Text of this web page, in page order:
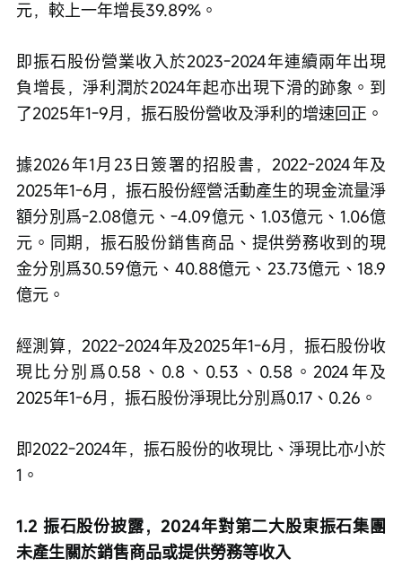
元，較上一年增長39.89%。
即振石股份營業收入於2023-2024年連續兩年出現
負增長，淨利潤於2024年起亦出現下滑的跡象。到
了2025年1-9月，振石股份營收及淨利的增速回正。
據2026年1月23日簽署的招股書，2022-2024年及
2025年1-6月，振石股份經營活動產生的現金流量淨
額分別爲-2.08億元、-4.09億元、1.03億元、1.06億
元。同期，振石股份銷售商品、提供勞務收到的現
金分別爲30.59億元、40.88億元、23.73億元、18.9
億元。
經測算，2022-2024年及2025年1-6月，振石股份收
現比分別爲0.58、0.8、0.53、0.58。2024年及
2025年1-6月，振石股份淨現比分別爲0.17、0.26。
即2022-2024年，振石股份的收現比、淨現比亦小於
1。
1.2 振石股份披露，2024年對第二大股東振石集團
未產生關於銷售商品或提供勞務等收入